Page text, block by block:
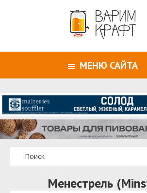
МЕНЮ САЙТА
Менестрель